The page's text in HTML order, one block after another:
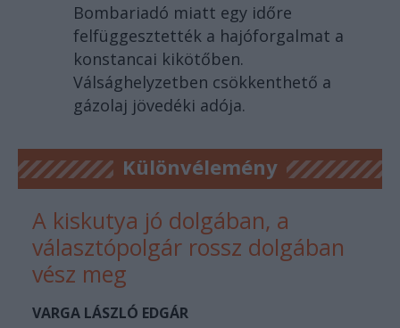
Bombariadó miatt egy időre
felfüggesztették a hajóforgalmat a
konstancai kikötőben.
Válsághelyzetben csökkenthető a
gázolaj jövedéki adója.
Különvélemény
A kiskutya jó dolgában, a
választópolgár rossz dolgában
vész meg
VARGA LÁSZLÓ EDGÁR